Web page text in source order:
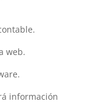
web.
información